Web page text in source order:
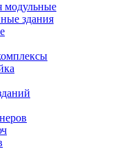
модульные
здания